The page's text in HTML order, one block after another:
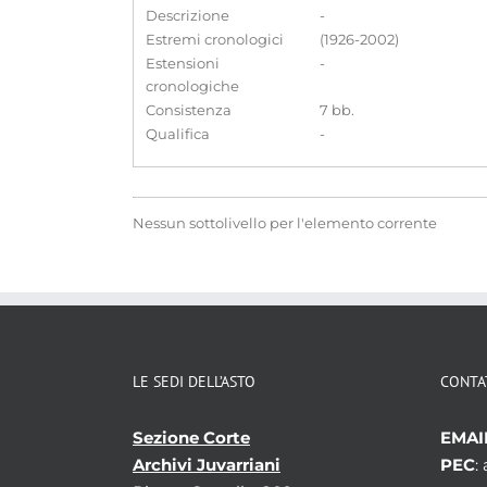
Descrizione
-
Estremi cronologici
(1926-2002)
Estensioni
cronologiche
-
Consistenza
7 bb.
Qualifica
-
Nessun sottolivello per l'elemento corrente
LE SEDI DELL’ASTO
Sezione Corte
Archivi Juvarriani
PEC: